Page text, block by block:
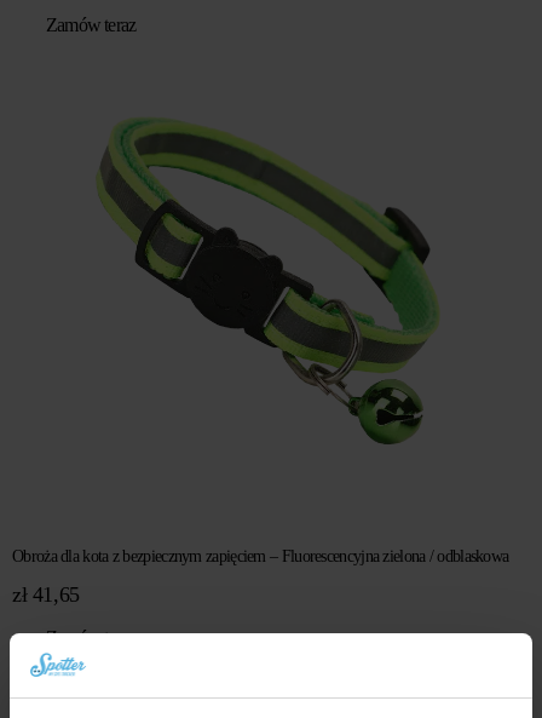
Zamów teraz
Obroża dla kota z bezpiecznym zapięciem – Fluorescencyjna zielona / odblaskowa
zł41,65
Zamów teraz